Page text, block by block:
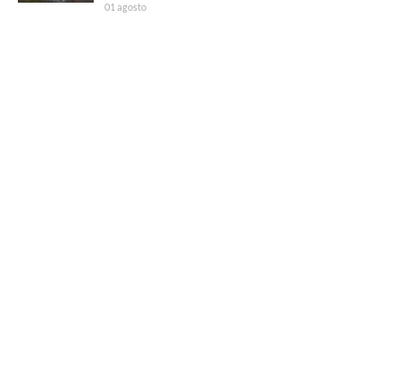
01 agosto